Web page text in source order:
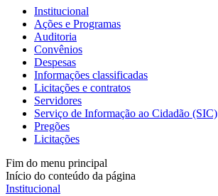
Institucional
Ações e Programas
Auditoria
Convênios
Despesas
Informações classificadas
Licitações e contratos
Servidores
Serviço de Informação ao Cidadão (SIC)
Pregões
Licitações
Fim do menu principal
Início do conteúdo da página
Institucional